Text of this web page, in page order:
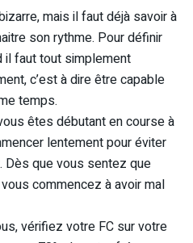
mais il faut déjà savoir à
son rythme. Pour définir
il faut tout simplement
c’est à dire être capable
temps.
êtes débutant en course à
lentement pour éviter
Dès que vous sentez que
commencez à avoir mal
vérifiez votre FC sur votre